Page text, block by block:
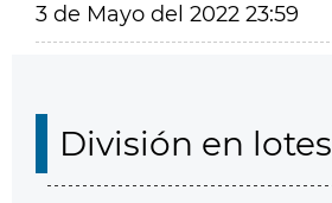
3 de Mayo del 2022 23:59
División en lotes